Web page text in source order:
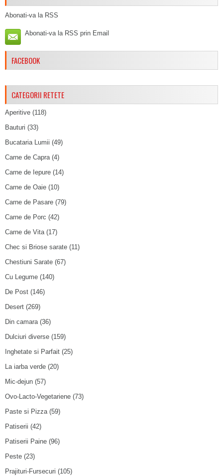
Abonati-va la RSS
Abonati-va la RSS prin Email
FACEBOOK
CATEGORII RETETE
Aperitive (118)
Bauturi (33)
Bucataria Lumii (49)
Carne de Capra(4)
Carne de Iepure (14)
Carne de Oaie (10)
Carne de Pasare (79)
Carne de Porc (42)
Carne de Vita(17)
Chec si Briose sarate (11)
Chestiuni Sarate (67)
Cu Legume (140)
De Post (146)
Desert (269)
Din camara(36)
Dulciuri diverse (159)
Inghetate si Parfait (25)
La iarba verde (20)
Mic-dejun (57)
Ovo-Lacto-Vegetariene (73)
Paste si Pizza(59)
Patiserii (42)
Patiserii Paine (96)
Peste (23)
Prajituri-Fursecuri (105)